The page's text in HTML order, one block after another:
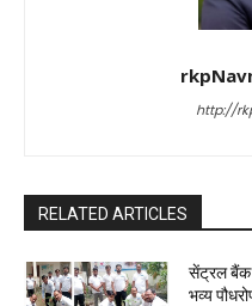
http://
RELATED ARTICLES
सेंट्रल बैंक
भव्य